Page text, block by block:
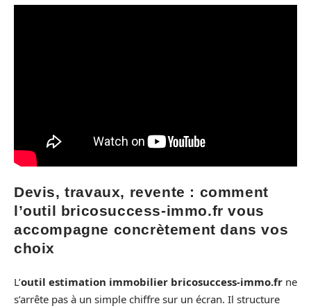
Devis, travaux, revente : comment
l’outil bricosuccess-immo.fr vous
accompagne concrètement dans vos
choix
L’outil estimation immobilier bricosuccess-immo.fr ne
s’arrête pas à un simple chiffre sur un écran. Il structure